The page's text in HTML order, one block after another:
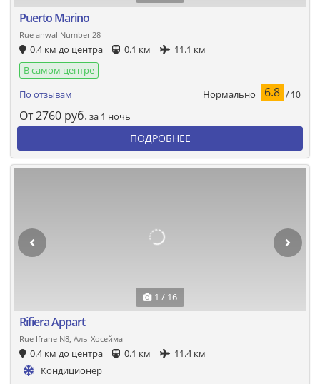
Puerto Marino
Rue anwal Number 28
0.4 км до центра 0.1 км
11.1 км
В самом центре
По отзывам
Нормально 6.8 / 10
От2760 руб. за 1 ночь
ПОДРОБНЕЕ
1 / 16
Rifiera Appart
Rue Ifrane N8, Аль-Хосейма
0.4 км до центра 0.1 км
11.4 км
Кондиционер